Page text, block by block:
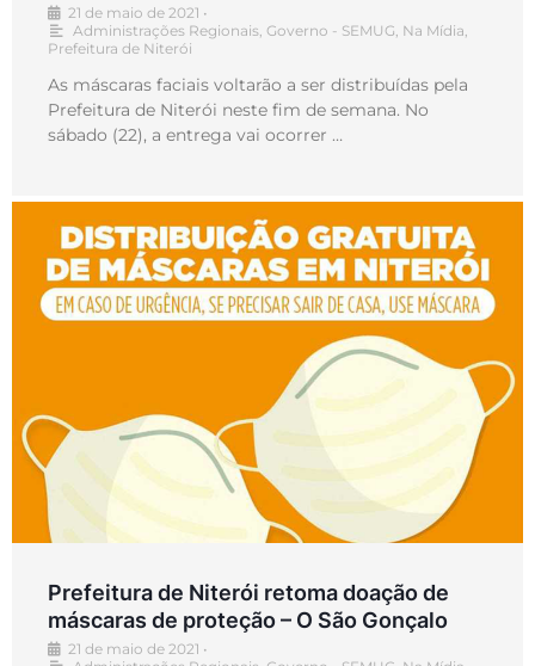
21 de maio de 2021 •
Administrações Regionais, Governo - SEMUG, Na Mídia,
Prefeitura de Niterói
As máscaras faciais voltarão a ser distribuídas pela
Prefeitura de Niterói neste fim de semana. No
sábado (22), a entrega vai ocorrer …
Prefeitura de Niterói retoma doação de
máscaras de proteção – O São Gonçalo
21 de maio de 2021 •